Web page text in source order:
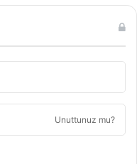
Unuttunuz mu?